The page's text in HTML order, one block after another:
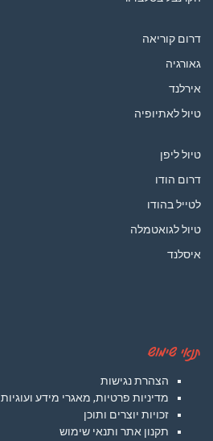
דרום קוריאה
גאורגיה
אירלנד
טיול לאתיופיה
טיול ליפן
דרום הודו
לטייל בהודו
טיול לגואטמלה
איסלנד
תנאי שימוש
הצהרת נגישות
מדיניות פרטיות, מאגרי מידע ועוגיות
זכויות יוצרים ותוכן
תקנון אתר ותנאי שימוש